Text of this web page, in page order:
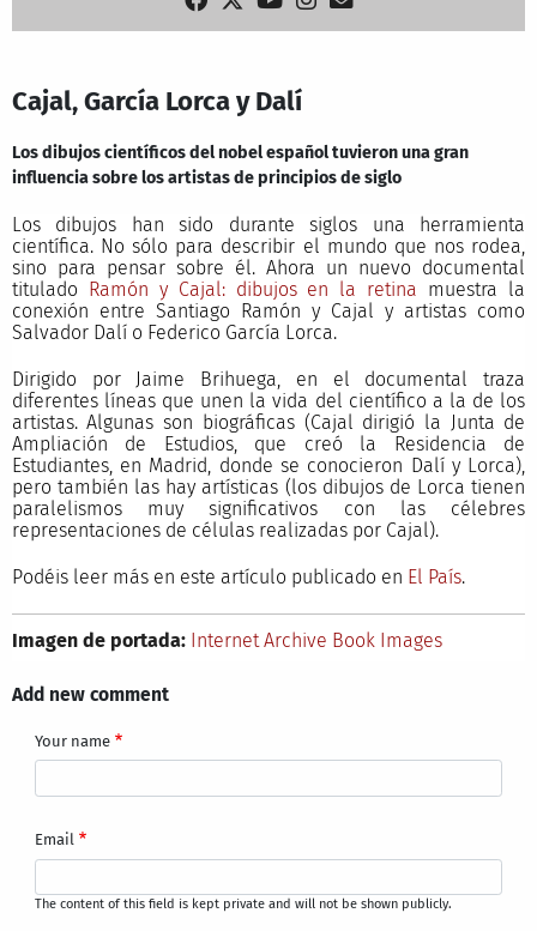
Cajal, García Lorca y Dalí
Los dibujos científicos del nobel español tuvieron una gran
influencia sobre los artistas de principios de siglo
Los dibujos han sido durante siglos una herramienta
científica. No sólo para describir el mundo que nos rodea,
sino para pensar sobre él. Ahora un nuevo documental
titulado Ramón y Cajal: dibujos en la retina
muestra la
conexión entre Santiago Ramón y Cajal y artistas como
Salvador Dalí o Federico García Lorca.
Dirigido por Jaime Brihuega, en el documental traza
diferentes líneas que unen la vida del científico a la de los
artistas. Algunas son biográficas (Cajal dirigió la Junta de
Ampliación de Estudios, que creó la Residencia de
Estudiantes, en Madrid, donde se conocieron Dalí y Lorca),
pero también las hay artísticas (los dibujos de Lorca tienen
paralelismos muy significativos con las célebres
representaciones de células realizadas por Cajal).
Podéis leer más en este artículo publicado en El País.
Imagen de portada: Internet Archive Book Images
Add new comment
Your name
Email
The content of this field is kept private and will not be shown publicly.